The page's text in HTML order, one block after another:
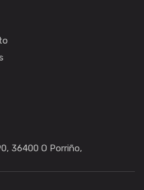
36400 O Porriño,